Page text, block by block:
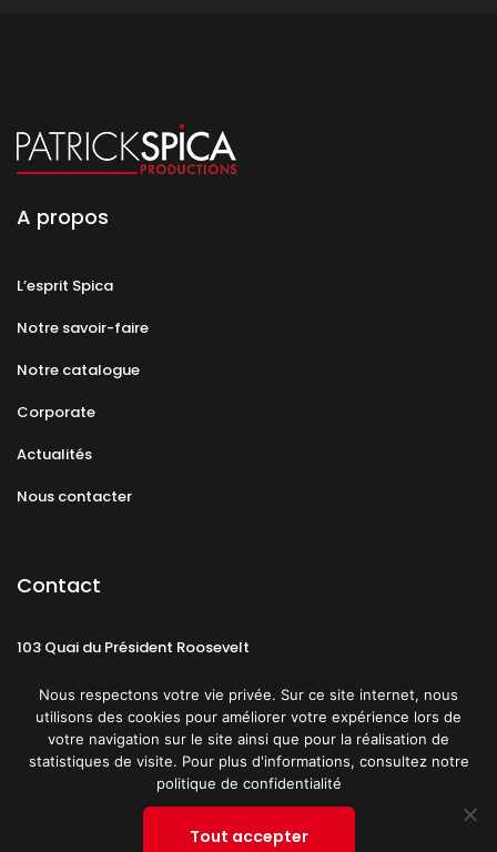
A propos
L’esprit Spica
Notre savoir-faire
Notre catalogue
Corporate
Actualités
Nous contacter
Contact
103 Quai du Président Roosevelt
CGU Politique de confidentialité
Nous respectons votre vie privée. Sur ce site internet, nous
utilisons des cookies pour améliorer votre expérience lors de
votre navigation sur le site ainsi que pour la réalisation de
statistiques de visite. Pour plus d'informations, consultez notre
politique de confidentialité
Tout accepter